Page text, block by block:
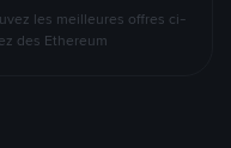
les meilleures offres ci-
des Ethereum